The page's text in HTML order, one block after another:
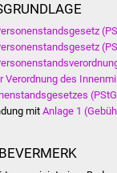
Verordnung des
mitAnlage 1